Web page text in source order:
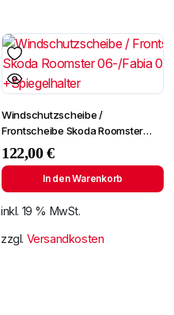
Windschutzscheibe /
Frontscheibe Skoda Roomster
06-/Fabia 07- +Spiegelhalter
122,00€
In den Warenkorb
inkl. 19 % MwSt.
zzgl. Versandkosten